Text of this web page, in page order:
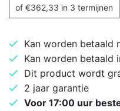
of €362,33 in 3 termijnen
Kan worden betaald
Kan worden betaald
Dit product wordt
2 jaar garantie
Voor 17:00 uur